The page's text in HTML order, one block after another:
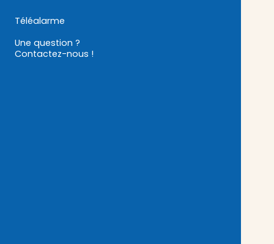
Téléalarme
Une question ?
Contactez-nous !